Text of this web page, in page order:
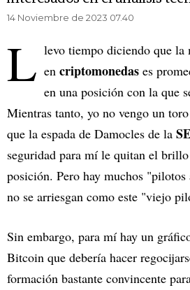
14 Noviembre de 2023 07.40
L levo tiempo diciendo que
en criptomonedas es
en una posición con la que
Mientras tanto, yo no vengo un
que la espada de Damocles de la
seguridad para mí le quitan el
posición. Pero hay muchos "pilotos
no se arriesgan como este "viejo
Sin embargo, para mí hay un
Bitcoin que debería hacer
formación bastante convincente